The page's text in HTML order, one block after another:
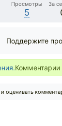
Просмотры
5
За
Поддержите
Комментарии
оценивать